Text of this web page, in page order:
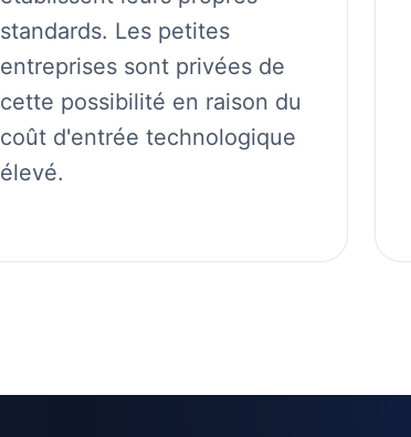
standards. Les petites
entreprises sont privées de
cette possibilité en raison du
coût d'entrée technologique
élevé.